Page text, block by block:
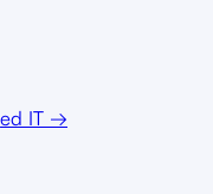
IT →